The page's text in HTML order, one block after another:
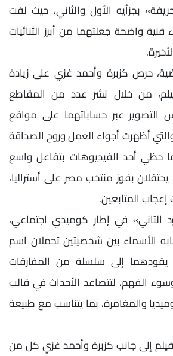
بجزأيه الأول والثاني، حيث لفت
فنية واضحة جعلتهما من أبرز الثنائيات
حرص كزبرة وأحمد غزي على زيادة
من خلال نشر عدد من المقاطع
التصوير عبر حساباتهما على مواقع
أظهرت أجواء العمل وروح الصداقة
حظي أحد الفيديوهات بتفاعل واسع
بفوز منتخب مصر على أستراليا،
المتابعين.
التاني» في إطار كوميدي اجتماعي،
الأسماء بين شخصيتين تحملان اسم
إلى سلسلة من المفارقات
الفهم، لتتصاعد الأحداث في قالب
والمغامرة، بما يتناسب مع طبيعة
إلى جانب كزبرة وأحمد غزي كل من